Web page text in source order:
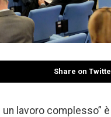
Share on
lavoro complesso”